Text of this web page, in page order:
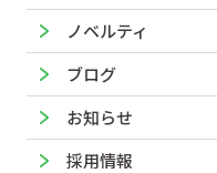
ノベルティ
ブログ
お知らせ
採用情報